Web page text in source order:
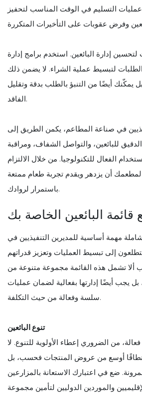
عمليات التسليم في الوقت المناسب لتحفيز
إدارة البائعين. استخدم برامج إدارة
لتبسيط عملية الشراء. لا يضمن ذلك
أيضًا من التنبؤ بالطلب بدقة وتقليل
الفاقد.
في صناعة المطاعم، يكمن الطريق إلى
للبائعين، والتواصل الشفاف، ومراقبة
الفعال للتكنولوجيا. من خلال الالتزام
لمطعمك أن يزدهر ويقدم تجربة طعام ممتعة
باستمرار لروادك.
قائمة البائعين الخاصة بك
شاملة مهمة أساسية للمديرين التنفيذيين في
إلى تبسيط العمليات وتعزيز قدراتهم
ألا تشمل هذه القائمة مجموعة متنوعة من
يجب أيضًا إدارتها بفعالية لضمان عمليات
سلسة وفعالة من حيث التكلفة.
تنوع البائعين
فعالة، من الضروري إعطاء الأولوية للتنوع. لا
نطاقًا أوسع من عروض المنتجات فحسب، بل
ضع في اعتبارك الاستعانة بالمزارعين
والموردين الدوليين لتأمين مجموعة